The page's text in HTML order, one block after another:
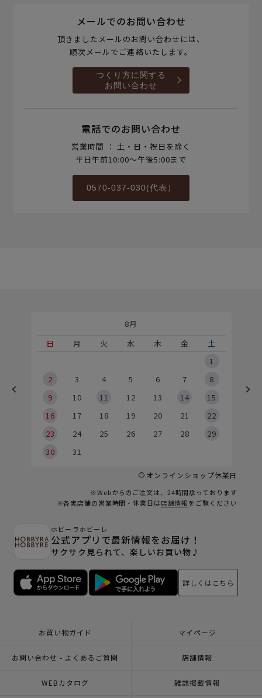
メールでのお問い合わせ
頂きましたメールのお問い合わせには、
順次メールでご連絡いたします。
つくり方に関する
お問い合わせ
電話でのお問い合わせ
営業時間 ： 土・日・祝日を除く
平日午前10:00～午後5:00まで
0570-037-030(代表）
8月
日
月 火 水 木 金
土
1
2
3 4 5 6 7
8
9
10 11 12 13 14
15
16
17 18 19 20 21
22
23
24 25 26 27 28
29
30
31
オンラインショップ休業日
※Webからのご注文は、24時間承っております
※各実店舗の営業時間・休業日は店舗情報をご覧ください
ホビーラホビーレ
公式アプリで最新情報をお届け！
サクサク見られて、楽しいお買い物♪
詳しくはこちら
お買い物ガイド マイページ
お問い合わせ - よくあるご質問 店舗情報
WEBカタログ 雑誌掲載情報